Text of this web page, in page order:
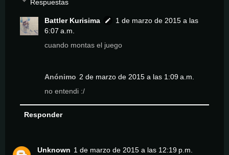
Respuestas
Battler Kurisima
1 de marzo de 2015 a las
6:07 a.m.
cuando montas el juego
Anónimo 2 de marzo de 2015 a las 1:09 a.m.
no entendi :/
Responder
Unknown 1 de marzo de 2015 a las 12:19 p.m.